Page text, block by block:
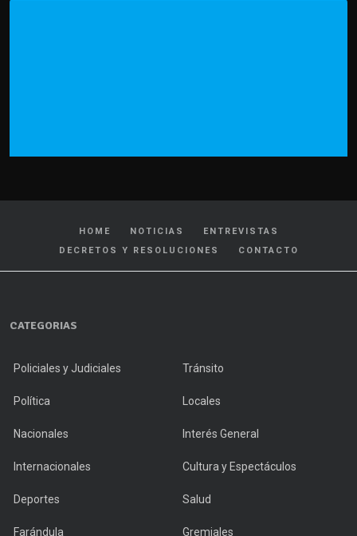
HOME NOTICIAS
ENTREVISTAS
DECRETOS Y RESOLUCIONES
CONTACTO
CATEGORIAS
Policiales y Judiciales Tránsito
Política Locales
Nacionales Interés General
Internacionales Cultura y Espectáculos
Deportes Salud
Farándula Gremiales